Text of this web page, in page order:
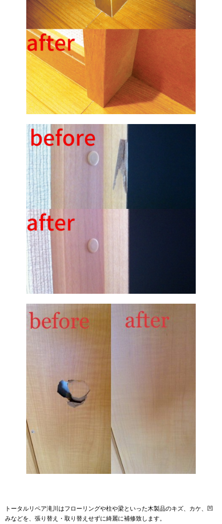
トータルリペア滝川はフローリングや柱や梁といった木製品のキズ、カケ、凹
みなどを、張り替え・取り替えせずに綺麗に補修致します。